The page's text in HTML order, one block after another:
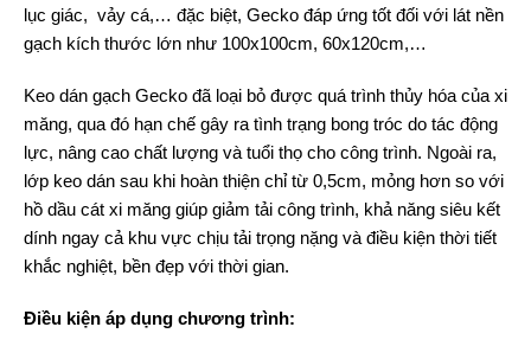
lục giác, vảy cá,… đặc biệt, Gecko đáp ứng tốt đối với lát nền
gạch kích thước lớn như 100x100cm, 60x120cm,…
Keo dán gạch Gecko đã loại bỏ được quá trình thủy hóa của xi
măng, qua đó hạn chế gây ra tình trạng bong tróc do tác động
lực, nâng cao chất lượng và tuổi thọ cho công trình. Ngoài ra,
lớp keo dán sau khi hoàn thiện chỉ từ 0,5cm, mỏng hơn so với
hồ dầu cát xi măng giúp giảm tải công trình, khả năng siêu kết
dính ngay cả khu vực chịu tải trọng nặng và điều kiện thời tiết
khắc nghiệt, bền đẹp với thời gian.
Điều kiện áp dụng chương trình: